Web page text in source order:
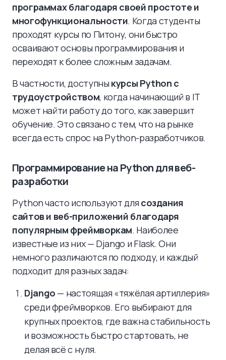
программах благодаря своей простоте и
многофункциональности. Когда студенты
проходят курсы по Питону, они быстро
осваивают основы программирования и
переходят к более сложным задачам.
В частности, доступныкурсы Python с
трудоустройством, когда начинающий в IT
может найти работу до того, как завершит
обучение. Это связано с тем, что на рынке
всегда есть спрос на Python-разработчиков.
Программирование на Python для веб-
разработки
Python часто используют длясоздания
сайтов и веб-приложений благодаря
популярным фреймворкам. Наиболее
известные из них — Django и Flask. Они
немного различаются по подходу, и каждый
подходит для разных задач:
Django — настоящая «тяжёлая артиллерия»
среди фреймворков. Его выбирают для
крупных проектов, где важна стабильность
и возможность быстро стартовать, не
делая всё с нуля.